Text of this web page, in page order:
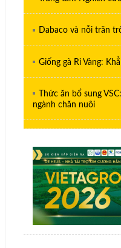
Dabaco và nỗi trăn
Giống gà Ri Vàng:
Thức ăn bổ sung
ngành chăn nuôi